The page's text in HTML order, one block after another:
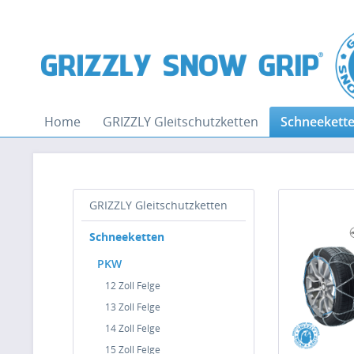
Home GRIZZLY Gleitschutzketten
GRIZZLY Gleitschutzketten
Schneeketten
PKW
12 Zoll Felge
13 Zoll Felge
14 Zoll Felge
15 Zoll Felge